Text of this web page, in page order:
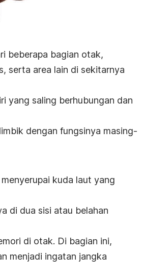
beberapa bagian otak,
serta area lain di sekitarnya
yang saling berhubungan dan
dengan fungsinya masing-
kuda laut yang
di dua sisi atau belahan
di otak. Di bagian ini,
menjadi ingatan jangka